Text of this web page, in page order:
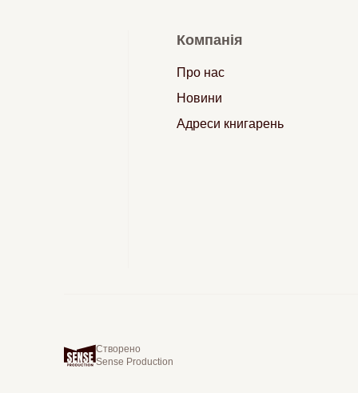
Компанія
Про нас
Новини
Адреси книгарень
Створено
Sense Production